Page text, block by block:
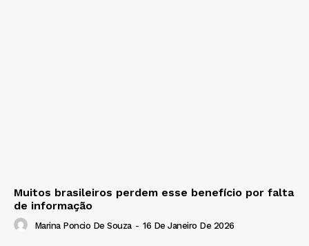
Muitos brasileiros perdem esse benefício por falta
de informação
Marina Poncio De Souza - 16 De Janeiro De 2026